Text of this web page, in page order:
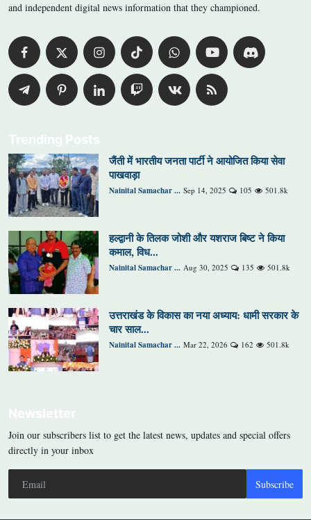
and independent digital news information that they championed.
Trending Posts
जैंती में भारतीय जनता पार्टी ने आयोजित किया सेवा
पाखवाड़ा
Nainital Samachar ... Sep 14, 2025 105 501.8k
हल्द्वानी के तिलक जोशी और यशराज बिष्ट ने किया
कमाल, विध...
Nainital Samachar ... Aug 30, 2025 135 501.8k
उत्तराखंड के विकास का नया अध्याय: धामी सरकार के
चार साल...
Nainital Samachar ... Mar 22, 2026 162 501.8k
Newsletter
Join our subscribers list to get the latest news, updates and special offers
directly in your inbox
Subscribe